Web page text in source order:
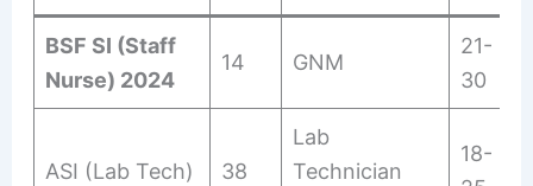
BSF SI (Staff
Nurse) 2024
14 GNM
21-
30
ASI (Lab Tech) 38
Lab
Technician
18-